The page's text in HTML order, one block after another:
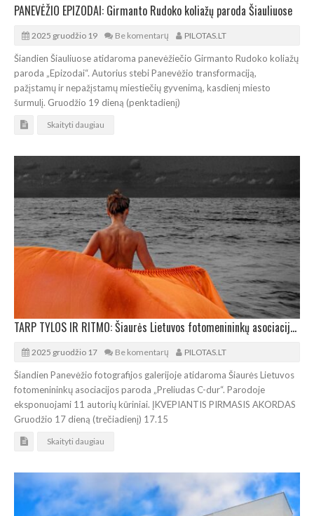
PANEVĖŽIO EPIZODAI: Girmanto Rudoko koliažų paroda Šiauliuose
2025 gruodžio 19 Be komentarų PILOTAS.LT
Šiandien Šiauliuose atidaroma panevėžiečio Girmanto Rudoko koliažų
paroda „Epizodai“. Autorius stebi Panevėžio transformaciją,
pažįstamų ir nepažįstamų miestiečių gyvenimą, kasdienį miesto
šurmulį. Gruodžio 19 dieną (penktadienį)
Skaityti daugiau
TARP TYLOS IR RITMO: Šiaurės Lietuvos fotomenininkų asociacijos paroda
2025 gruodžio 17 Be komentarų PILOTAS.LT
Šiandien Panevėžio fotografijos galerijoje atidaroma Šiaurės Lietuvos
fotomenininkų asociacijos paroda „Preliudas C-dur“. Parodoje
eksponuojami 11 autorių kūriniai. ĮKVEPIANTIS PIRMASIS AKORDAS
Gruodžio 17 dieną (trečiadienį) 17.15
Skaityti daugiau